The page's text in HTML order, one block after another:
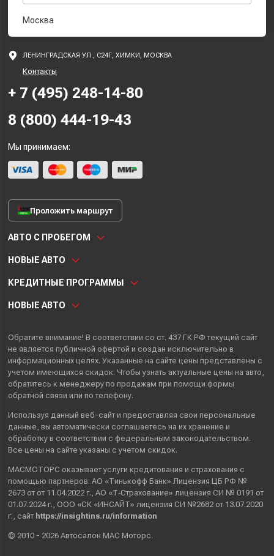
Москва
ЛЕНИНГРАДСКАЯ УЛ., С24Г, ХИМКИ, МОСКВА
Контакты
+ 7 (495) 248-14-80
8 (800) 444-19-43
Мы принимаем:
Проложить маршрут
АВТО С ПРОБЕГОМ
НОВЫЕ АВТО
КРЕДИТНЫЕ ПРОГРАММЫ
НОВЫЕ АВТО
Обратите внимание! В соответствии со ст. 437 ГК РФ текущий сайт
не является публичной офертой и создан исключительно в
информационных целях. Указанные на сайте цены представлены с
учетом имеющихся скидок. Чтобы узнать актуальные цены на авто,
обратитесь к менеджеру по продажам при помощи формы
обратной связи или по телефону.
Используя данный веб-сайт и предоставляя свои персональные
данные , вы автоматически соглашаетесь на их хранение и
обработку в соответствии с федеральным законодательством.
Все цены на сайте указаны с учетом скидок.
МАСМОТОРС оказывает услуги кредитования и страхования с
помощью партнеров: АО «Тинькофф Банк» Лицензия ЦБ РФ №
2673 от от 11.04.2022 г., АО «Т‑Страхование» лицензия СИ № 0191 от
01.07.2024 г., ООО «СК «ИНСАЙТ» лицензия СИ №2682 от 13.07.2020
г., сайт https://insightins.ru/information
© 2010 - 2026 Автосалон МАС Моторс.